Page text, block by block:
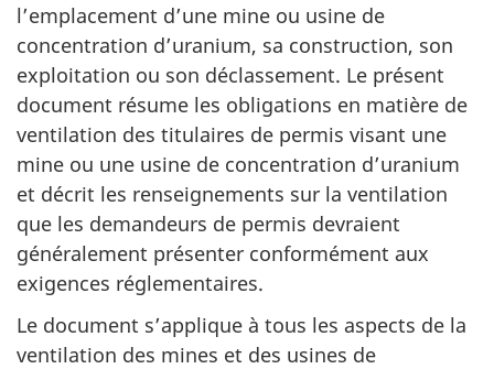
l’emplacement d’une mine ou usine de
concentration d’uranium, sa construction, son
exploitation ou son déclassement. Le présent
document résume les obligations en matière de
ventilation des titulaires de permis visant une
mine ou une usine de concentration d’uranium
et décrit les renseignements sur la ventilation
que les demandeurs de permis devraient
généralement présenter conformément aux
exigences réglementaires.
Le document s’applique à tous les aspects de la
ventilation des mines et des usines de